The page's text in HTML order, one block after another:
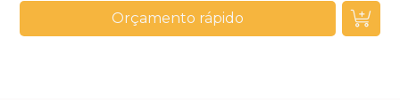
Orçamento rápido